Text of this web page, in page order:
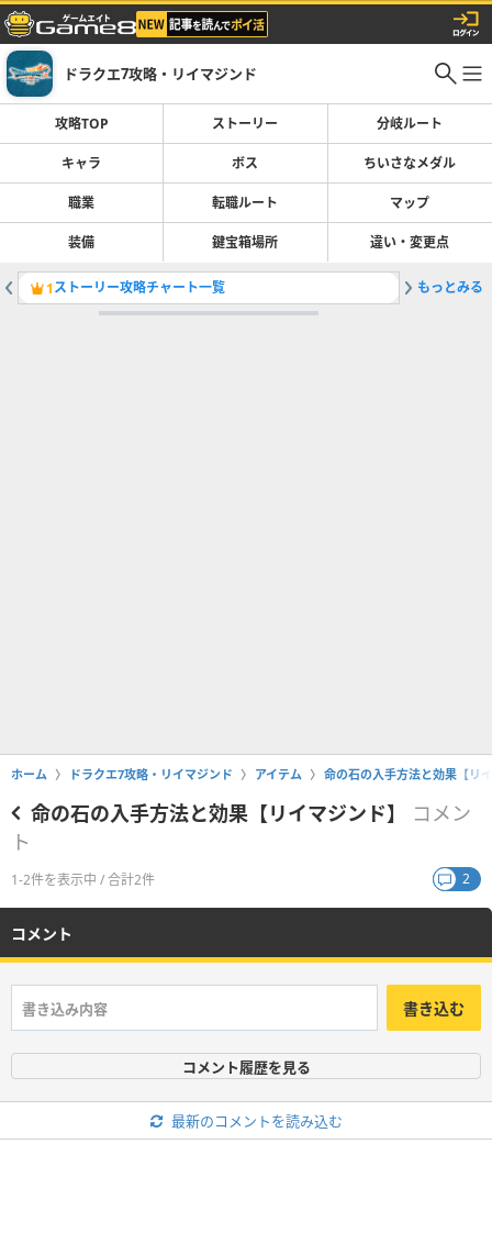
ドラクエ7攻略・リイマジンド
攻略TOP ストーリー 分岐ルート
キャラ ボス ちいさなメダル
職業 転職ルート マップ
装備 鍵宝箱場所 違い・変更点
1ストーリー攻略チャート一覧 2ラグラ
もっとみる
ホーム ドラクエ7攻略・リイマジンド アイテム 命の石の入手方法と効果【リ
命の石の入手方法と効果【リイマジンド】
コメン
ト
1-2件を表示中 / 合計2件 2
コメント
書き込む
コメント履歴を見る
最新のコメントを読み込む